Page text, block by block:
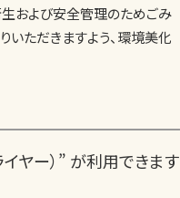
および安全管理のためごみ
いただきますよう、環境美化
ヤー）” が利用できます